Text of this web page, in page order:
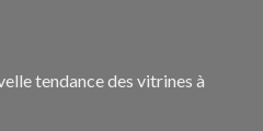
tendance des vitrines à